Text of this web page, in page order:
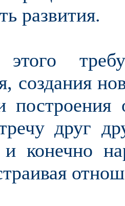
развития.
этого
создания
друг
и конечно